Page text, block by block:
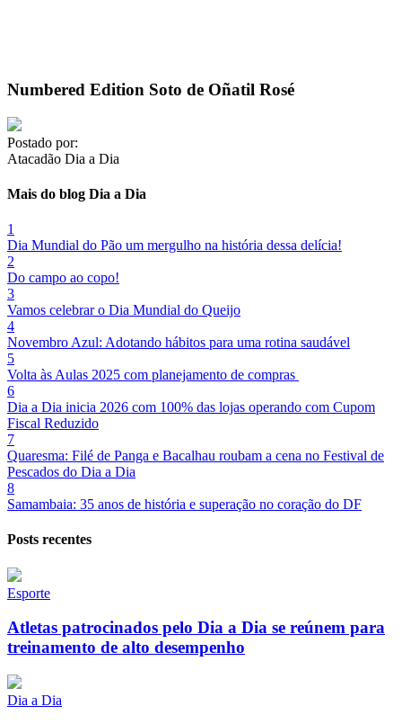
Numbered Edition Soto de Oñatil Rosé
Postado por:
Atacadão Dia a Dia
Mais do blog Dia a Dia
1
Dia Mundial do Pão um mergulho na história dessa delícia!
2
Do campo ao copo!
3
Vamos celebrar o Dia Mundial do Queijo
4
Novembro Azul: Adotando hábitos para uma rotina saudável
5
Volta às Aulas 2025 com planejamento de compras
6
Dia a Dia inicia 2026 com 100% das lojas operando com Cupom
Fiscal Reduzido
7
Quaresma: Filé de Panga e Bacalhau roubam a cena no Festival de
Pescados do Dia a Dia
8
Samambaia: 35 anos de história e superação no coração do DF
Posts recentes
Esporte
Atletas patrocinados pelo Dia a Dia se reúnem para
treinamento de alto desempenho
Dia a Dia